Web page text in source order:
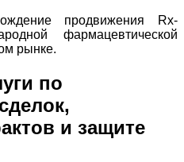
продвижения Rx-
фармацевтической
рынке.
по
и защите